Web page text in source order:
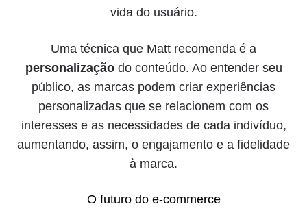
vida do usuário.
Uma técnica que Matt recomenda é a
personalizaçãodo conteúdo. Ao entender seu
público, as marcas podem criar experiências
personalizadas que se relacionem com os
interesses e as necessidades de cada indivíduo,
aumentando, assim, o engajamento e a fidelidade
à marca.
O futuro do e-commerce